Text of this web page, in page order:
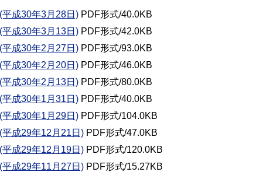
平成30年3月28日) PDF形式/40.0KB
平成30年3月13日) PDF形式/42.0KB
平成30年2月27日) PDF形式/93.0KB
平成30年2月20日) PDF形式/46.0KB
平成30年2月13日) PDF形式/80.0KB
平成30年1月31日) PDF形式/40.0KB
平成30年1月29日) PDF形式/104.0KB
平成29年12月21日) PDF形式/47.0KB
平成29年12月19日) PDF形式/120.0KB
平成29年11月27日) PDF形式/15.27KB